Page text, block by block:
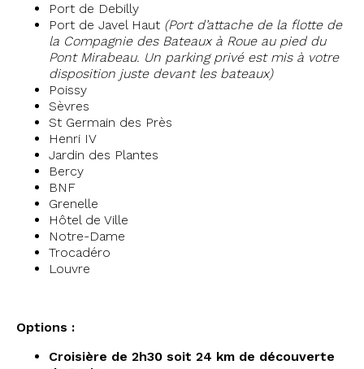
Port de Debilly
Port de Javel Haut (Port d’attache de la flotte de
la Compagnie des Bateaux à Roue au pied du
Pont Mirabeau. Un parking privé est mis à votre
disposition juste devant les bateaux)
Poissy
Sèvres
St Germain des Près
Henri IV
Jardin des Plantes
Bercy
BNF
Grenelle
Hôtel de Ville
Notre-Dame
Trocadéro
Louvre
Options :
Croisière de 2h30 soit 24 km de découverte